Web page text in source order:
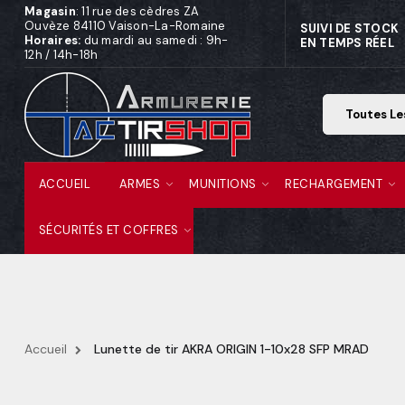
Magasin: 11 rue des cèdres ZA
Ouvèze 84110 Vaison-La-Romaine
Horaires: du mardi au samedi : 9h-
12h / 14h-18h
SUIVI DE STOCK
EN TEMPS RÉEL
ACCUEIL ARMES MUNITIONS RECHARGEMENT
SÉCURITÉS ET COFFRES
Accueil Lunette de tir AKRA ORIGIN 1-10x28 SFP MRAD